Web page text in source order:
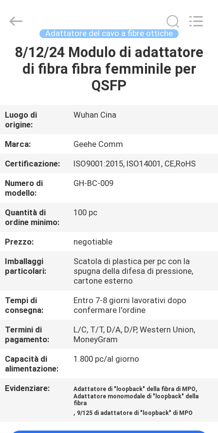
CASA
CIRCA
NOI
GIRO
DELLA
FABBRICA
CONTROLLO
DI
QUALITÀ
CASI
MAPPA
Communication
Co.,ltd.
Reserved.
Developed
Adattatore del cavo a fibre ottiche
8/12/24 Modulo di adattatore
di fibra fibra femminile per
QSFP
Luogo di
origine:
Wuhan Cina
Marca:
Geehe Comm
Certificazione:
ISO9001:2015, ISO14001, CE,RoHS
Numero di
modello:
GH-BC-009
Quantità di
ordine minimo:
100 pc
Prezzo:
negotiable
Imballaggi
particolari:
Scatola di plastica per pc con la
spugna della difesa di pressione,
cartone esterno
Tempi di
consegna:
Entro 7-8 giorni lavorativi dopo
confermare l'ordine
Termini di
pagamento:
L/C, T/T, D/A, D/P, Western Union,
MoneyGram
Capacità di
alimentazione:
1.800 pc/al giorno
Evidenziare: Adattatore di "loopback" della fibra di MPO,
Adattatore monomodale di "loopback" della
fibra
, 9/125 di adattatore di "loopback" di MPO